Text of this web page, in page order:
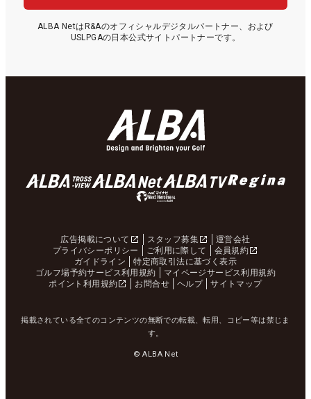
ALBA NetはR&Aのオフィシャルデジタルパートナー、および
USLPGAの日本公式サイトパートナーです。
広告掲載について スタッフ募集
運営会社
プライバシーポリシー
ご利用に際して
会員規約
ガイドライン
特定商取引法に基づく表示
ゴルフ場予約サービス利用規約
マイページサービス利用規約
ポイント利用規約
お問合せ ヘルプ サイトマップ
掲載されている全てのコンテンツの無断での転載、転用、コピー等は禁じま
す。
© ALBA Net